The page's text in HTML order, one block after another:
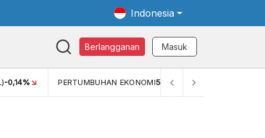
Indonesia
Berlangganan Masuk
5,11% PERTUMBUHAN EKONOMI (YOY) (Q1)